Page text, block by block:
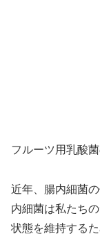
フルーツ用乳酸
近年、腸内細菌
内細菌は私たち
状態を維持する